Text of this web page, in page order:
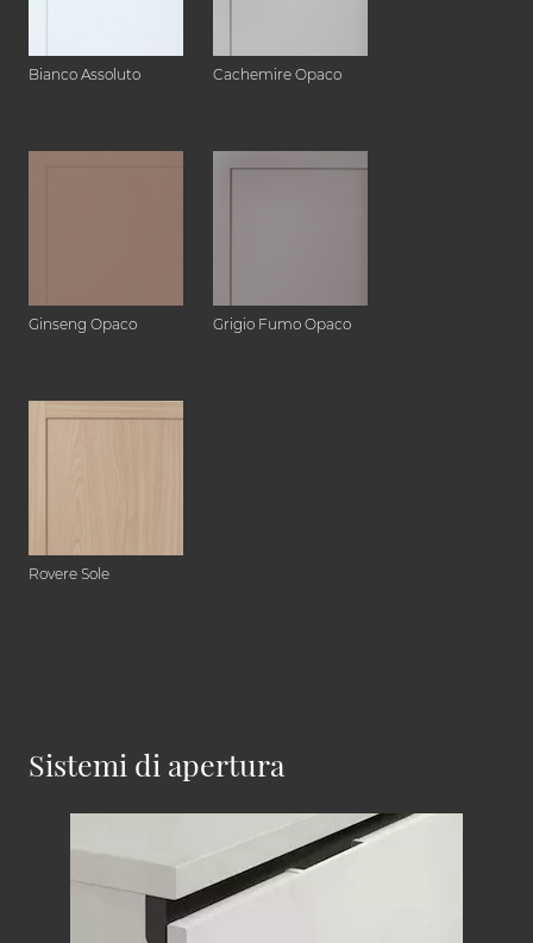
Bianco Assoluto Cachemire Opaco
Ginseng Opaco Grigio Fumo Opaco
Rovere Sole
Sistemi di apertura